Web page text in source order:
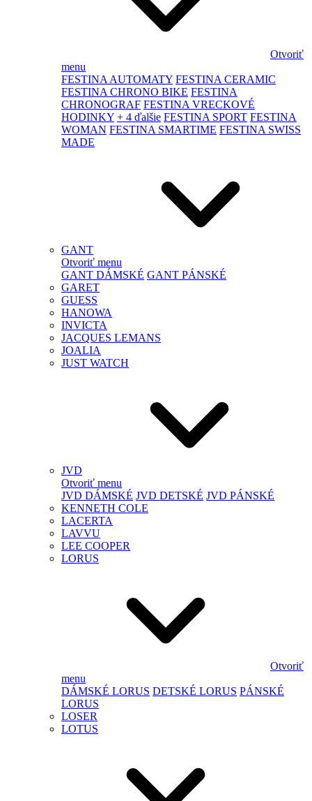
Otvoriť
menu
FESTINA AUTOMATY FESTINA CERAMIC
FESTINA CHRONO BIKE FESTINA
CHRONOGRAF FESTINA VRECKOVÉ
HODINKY + 4 ďalšie FESTINA SPORT FESTINA
WOMAN FESTINA SMARTIME FESTINA SWISS
MADE
GANT
Otvoriť menu
GANT DÁMSKÉ GANT PÁNSKÉ
GARET
GUESS
HANOWA
INVICTA
JACQUES LEMANS
JOALIA
JUST WATCH
JVD
Otvoriť menu
JVD DÁMSKÉ JVD DETSKÉ JVD PÁNSKÉ
KENNETH COLE
LACERTA
LAVVU
LEE COOPER
LORUS
Otvoriť
menu
DÁMSKÉ LORUS DETSKÉ LORUS PÁNSKÉ
LORUS
LOSER
LOTUS